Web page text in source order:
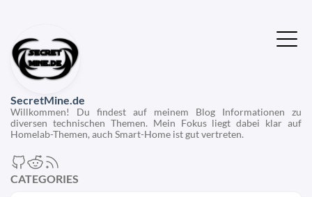
SecretMine.de
Willkommen! Du findest auf meinem Blog Informationen zu
diversen technischen Themen. Mein Fokus liegt dabei klar auf
Homelab-Themen, auch Smart-Home ist gut vertreten.
CATEGORIES